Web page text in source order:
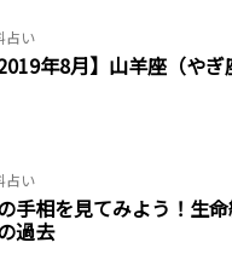
占い
2019年8月】山羊座（や
占い
手相を見てみよう！生
過去